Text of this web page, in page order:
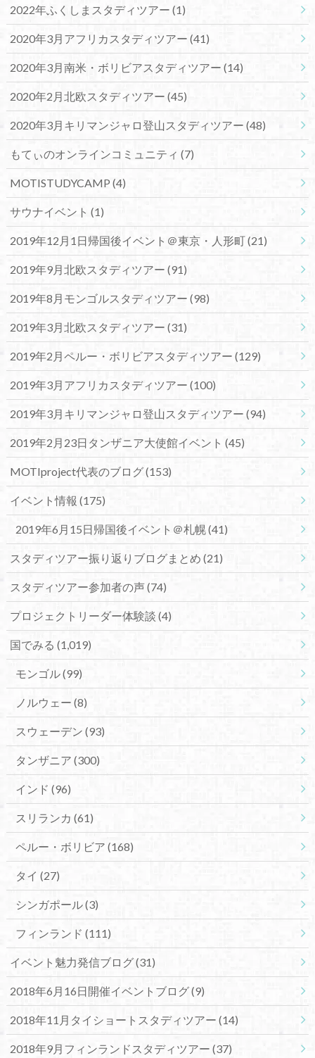
2022年ふくしまスタディツアー (1)
2020年3月アフリカスタディツアー (41)
2020年3月南米・ボリビアスタディツアー (14)
2020年2月北欧スタディツアー (45)
2020年3月キリマンジャロ登山スタディツアー (48)
もてぃのオンラインコミュニティ (7)
MOTISTUDYCAMP (4)
サウナイベント (1)
2019年12月1日帰国後イベント＠東京・人形町(21)
2019年9月北欧スタディツアー (91)
2019年8月モンゴルスタディツアー (98)
2019年3月北欧スタディツアー (31)
2019年2月ペルー・ボリビアスタディツアー (129)
2019年3月アフリカスタディツアー (100)
2019年3月キリマンジャロ登山スタディツアー (94)
2019年2月23日タンザニア大使館イベント (45)
MOTIproject代表のブログ(153)
イベント情報 (175)
2019年6月15日帰国後イベント＠札幌(41)
スタディツアー振り返りブログまとめ (21)
スタディツアー参加者の声(74)
プロジェクトリーダー体験談 (4)
国でみる (1,019)
モンゴル(99)
ノルウェー (8)
スウェーデン (93)
タンザニア (300)
インド (96)
スリランカ (61)
ペルー・ボリビア (168)
タイ (27)
シンガポール(3)
フィンランド (111)
イベント魅力発信ブログ(31)
2018年6月16日開催イベントブログ(9)
2018年11月タイショートスタディツアー (14)
2018年9月フィンランドスタディツアー (37)